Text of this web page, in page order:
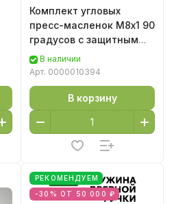
Комплект угловых
пресс-масленок М8х1 90
градусов с защитным
колпачком 10 шт
В наличии
Арт. 0000010394
В корзину
РЕКОМЕНДУЕМ
-30% ОТ 50 000 ₽